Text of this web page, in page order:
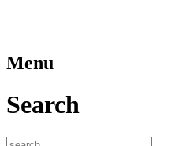
Menu
Search